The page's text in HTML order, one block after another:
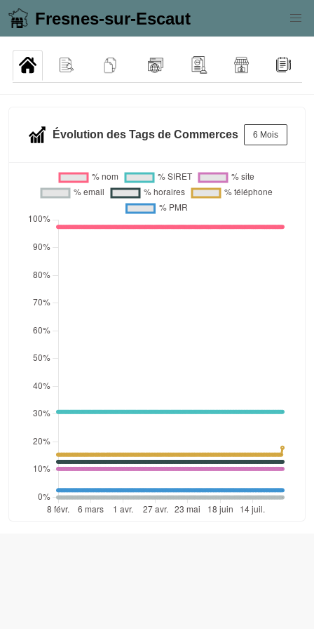
Fresnes-sur-Escaut
Évolution des Tags de Commerces 6 Mois